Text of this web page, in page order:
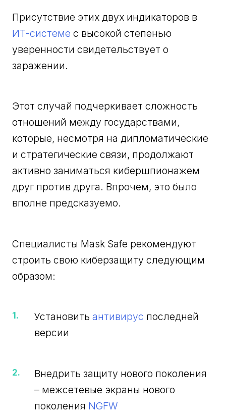
Присутствие этих двух индикаторов в
ИТ-системе с высокой степенью
уверенности свидетельствует о
заражении.
Этот случай подчеркивает сложность
отношений между государствами,
которые, несмотря на дипломатические
и стратегические связи, продолжают
активно заниматься кибершпионажем
друг против друга. Впрочем, это было
вполне предсказуемо.
Специалисты Mask Safe рекомендуют
строить свою киберзащиту следующим
образом:
Установить антивирус последней
версии
Внедрить защиту нового поколения
– межсетевые экраны нового
поколения NGFW